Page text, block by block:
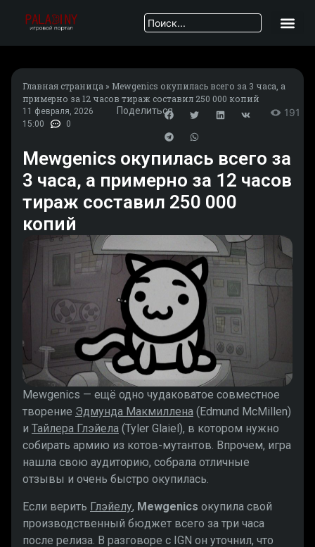
Главная страница » Mewgenics окупилась всего за 3 часа, а
примерно за 12 часов тираж составил 250 000 копий
11 февраля, 2026
15:00
0
Поделиться 191
Mewgenics окупилась всего за
3 часа, а примерно за 12 часов
тираж составил 250 000
копий
Mewgenics — ещё одно чудаковатое совместное
творение Эдмунда Макмиллена (Edmund McMillen)
и Тайлера Глэйела (Tyler Glaiel), в котором нужно
собирать армию из котов-мутантов. Впрочем, игра
нашла свою аудиторию, собрала отличные
отзывы и очень быстро окупилась.
Если верить Глэйелу, Mewgenics окупила свой
производственный бюджет всего за три часа
после релиза. В разговоре с IGN он уточнил, что